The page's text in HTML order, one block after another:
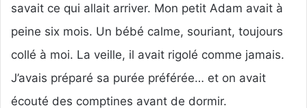
savait ce qui allait arriver. Mon petit Adam avait à
peine six mois. Un bébé calme, souriant, toujours
collé à moi. La veille, il avait rigolé comme jamais.
J’avais préparé sa purée préférée… et on avait
écouté des comptines avant de dormir.